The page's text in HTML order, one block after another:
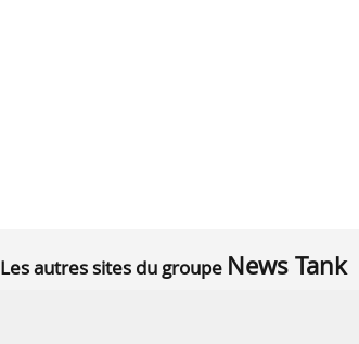
Les autres sites du groupe News Tank